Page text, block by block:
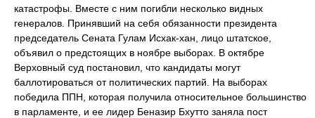
катастрофы. Вместе с ним погибли несколько видных
генералов. Принявший на себя обязанности президента
председатель Сената Гулам Исхак-хан, лицо штатское,
объявил о предстоящих в ноябре выборах. В октябре
Верховный суд постановил, что кандидаты могут
баллотироваться от политических партий. На выборах
победила ППН, которая получила относительное большинство
в парламенте, и ее лидер Беназир Бхутто заняла пост